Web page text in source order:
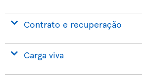
Contrato e recuperação
Carga viva